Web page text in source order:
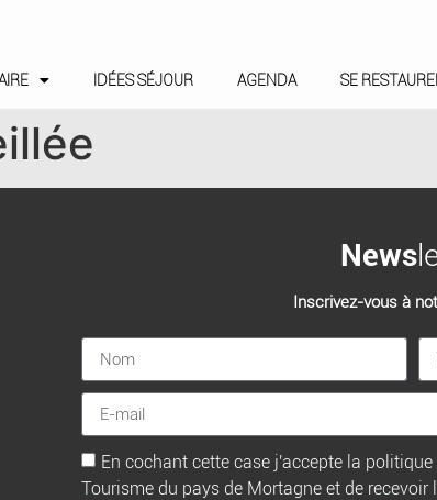
IDÉES SÉJOUR AGENDA SE
News
Inscrivez-vous à
En cochant cette case j'accepte la
Tourisme du pays de Mortagne et de recevoir